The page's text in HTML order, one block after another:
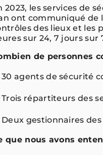
2023, les services de
ont communiqué de
des lieux et les
sur 24, 7 jours sur
de personnes
30 agents de sécurité
Trois répartiteurs des
Deux gestionnaires
que nous avons